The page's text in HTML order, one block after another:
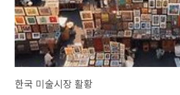
한국 미술시장 활황